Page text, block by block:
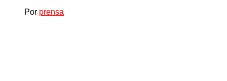
Por prensa